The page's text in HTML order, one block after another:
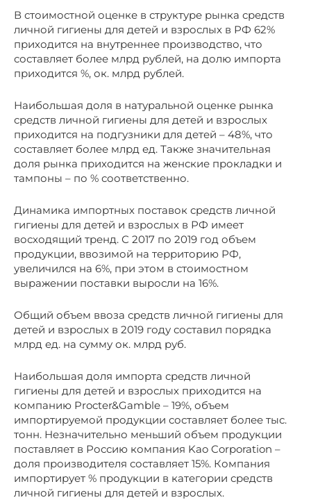
В стоимостной оценке в структуре рынка средств
личной гигиены для детей и взрослых в РФ 62%
приходится на внутреннее производство, что
составляет более млрд рублей, на долю импорта
приходится %, ок. млрд рублей.
Наибольшая доля в натуральной оценке рынка
средств личной гигиены для детей и взрослых
приходится на подгузники для детей – 48%, что
составляет более млрд ед. Также значительная
доля рынка приходится на женские прокладки и
тампоны – по % соответственно.
Динамика импортных поставок средств личной
гигиены для детей и взрослых в РФ имеет
восходящий тренд. С 2017 по 2019 год объем
продукции, ввозимой на территорию РФ,
увеличился на 6%, при этом в стоимостном
выражении поставки выросли на 16%.
Общий объем ввоза средств личной гигиены для
детей и взрослых в 2019 году составил порядка
млрд ед. на сумму ок. млрд руб.
Наибольшая доля импорта средств личной
гигиены для детей и взрослых приходится на
компанию Procter&Gamble – 19%, объем
импортируемой продукции составляет более тыс.
тонн. Незначительно меньший объем продукции
поставляет в Россию компания Kao Corporation –
доля производителя составляет 15%. Компания
импортирует % продукции в категории средств
личной гигиены для детей и взрослых.